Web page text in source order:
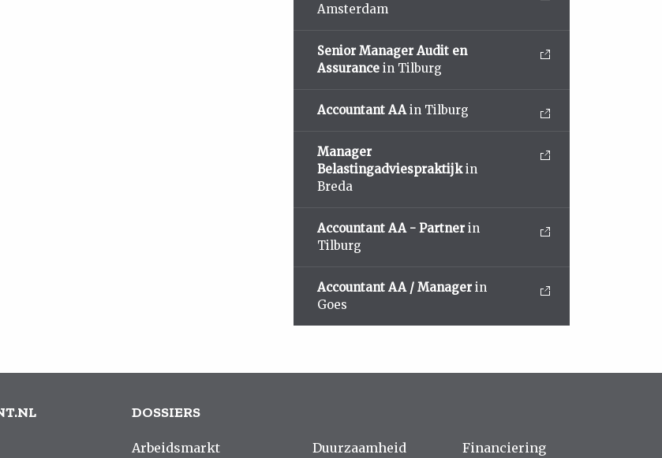
Amsterdam
Senior Manager Audit en
Assurance in Tilburg
Accountant AAin Tilburg
Manager
Belastingadviespraktijkin
Breda
Accountant AA - Partner in
Tilburg
Accountant AA / Manager in
Goes
DOSSIERS
Arbeidsmarkt
Duurzaamheid
Financiering